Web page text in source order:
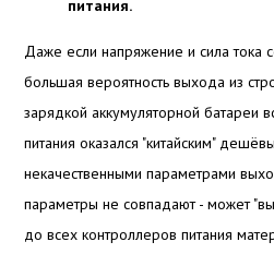
питания.
Даже если напряжение и сила тока
большая вероятность выхода из
зарядкой аккумуляторной батареи
питания оказался "китайским"
некачественными параметрами
параметры не совпадают - может
до всех контроллеров питания